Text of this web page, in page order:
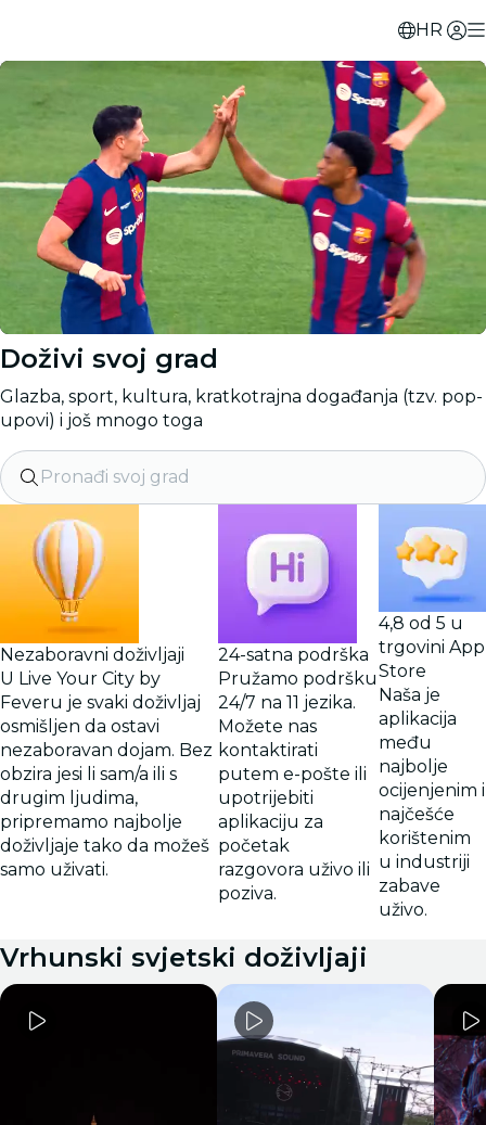
HR
Doživi svoj grad
Glazba, sport, kultura, kratkotrajna događanja (tzv. pop-
upovi) i još mnogo toga
Pronađi svoj grad
Nezaboravni doživljaji
U Live Your City by
Feveru je svaki doživljaj
osmišljen da ostavi
nezaboravan dojam. Bez
obzira jesi li sam/a ili s
drugim ljudima,
pripremamo najbolje
doživljaje tako da možeš
samo uživati.
24-satna podrška
Pružamo podršku
24/7 na 11 jezika.
Možete nas
kontaktirati
putem e-pošte ili
upotrijebiti
aplikaciju za
početak
razgovora uživo ili
poziva.
4,8 od 5 u
trgovini App
Store
Naša je
aplikacija
među
najbolje
ocijenjenim i
najčešće
korištenim
u industriji
zabave
uživo.
Vrhunski svjetski doživljaji